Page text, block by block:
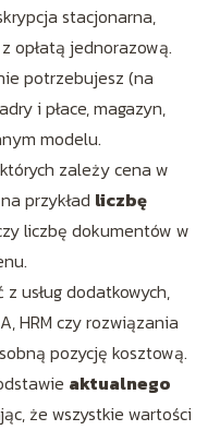
stacjonarna,
opłatą jednorazową.
potrzebujesz (na
i płace, magazyn,
modelu.
zależy cena w
przykład liczbę
liczbę dokumentów w
usług dodatkowych,
HRM czy rozwiązania
pozycję kosztową.
aktualnego
że wszystkie wartości